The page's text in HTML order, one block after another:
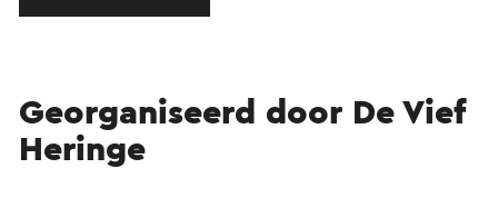
Georganiseerd door De Vief
Heringe